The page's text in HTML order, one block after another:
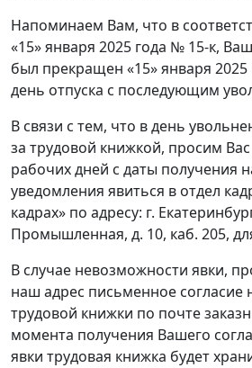
Напоминаем Вам, что в
«15» января 2025 года № 15-к,
был прекращен «15» января 2025
день отпуска с последующим
В связи с тем, что в день
за трудовой книжкой, просим
рабочих дней с даты получения
уведомления явиться в отдел
кадрах» по адресу: г.
Промышленная, д. 10, каб. 205,
В случае невозможности явки,
наш адрес письменное согласие
трудовой книжки по почте
момента получения Вашего
явки трудовая книжка будет